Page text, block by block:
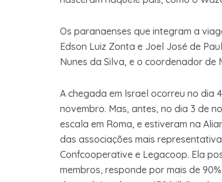
Os paranaenses que integram a
Edson Luiz Zonta e Joel José de
Nunes da Silva, e o coordenador
A chegada em Israel ocorreu no dia
novembro. Mas, antes, no dia 3 de
escala em Roma, e estiveram na
das associações mais
Confcooperative e Legacoop. Ela
membros, responde por mais de